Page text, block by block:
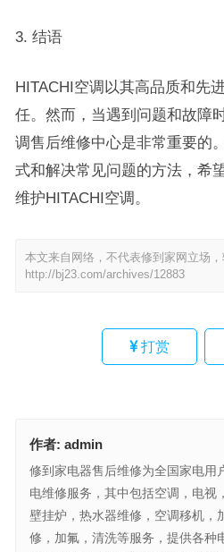
3. 结语
HITACHI空调以其高品质和先
任。然而，当遇到问题和故障
调售后维修中心是非常重要的
式和解决常见问题的方法，希
维护HITACHI空调。
本文来自网络，不代表修到家网立场，
http://bj23.com/archives/12883
打赏
作者: admin
修到家电器售后维修为全国家电用
电维修服务，其中包括空调，电视
壁挂炉，热水器维修，空调移机，
修，加氟，清洗等服务，提供各种